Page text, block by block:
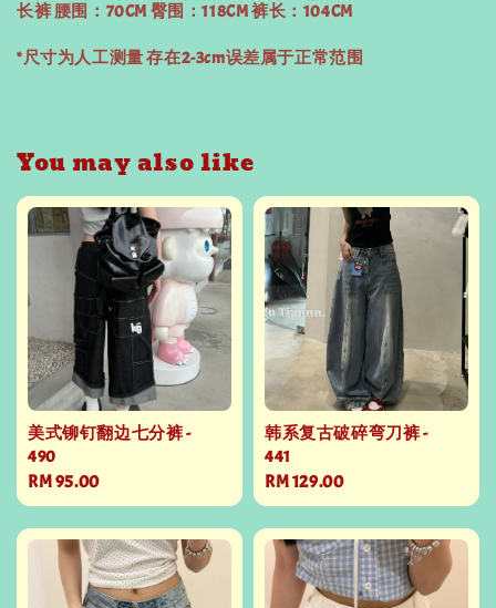
长裤 腰围：70CM 臀围：118CM 裤长：104CM
*尺寸为人工测量 存在2-3cm误差属于正常范围
You may also like
美式铆钉翻边七分裤 -
490
Regular
price
RM 95.00
韩系复古破碎弯刀裤 -
441
Regular
price
RM 129.00